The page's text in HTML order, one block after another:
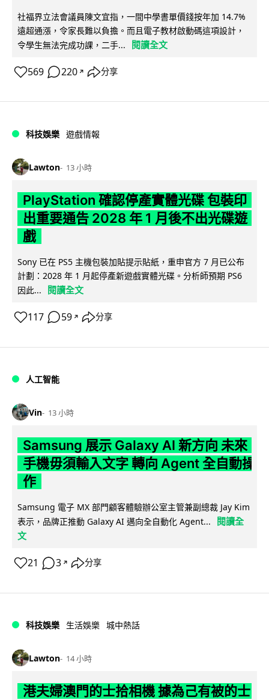
社福界立法會議員陳文宜指，一間中學書單價錢按年加 14.7%
遠超通漲，令家長難以負擔。而且電子教材啟動碼這項設計，
令學生無法完成功課，二手...
閱讀全文
569 220 ↗ 分享
科技娛樂 遊戲情報
Lawton 13 小時
PlayStation 確認停產實體光碟 包裝印
出重要通告 2028 年 1 月後不出光碟遊
戲
Sony 已在 PS5 主機包裝加貼提示貼紙，重申官方 7 月已公布
計劃：2028 年 1 月起停產新遊戲實體光碟。分析師預期 PS6
因此...
閱讀全文
117 59 ↗ 分享
人工智能
Vin 13 小時
Samsung 展示 Galaxy AI 新方向 未來
手機毋須輸入文字 轉向 Agent 全自動操
作
Samsung 電子 MX 部門顧客體驗辦公室主管兼副總裁 Jay Kim
表示，品牌正推動 Galaxy AI 邁向全自動化 Agent...
閱讀全
文
21 3 ↗ 分享
科技娛樂 生活娛樂 城中熱話
Lawton 14 小時
港夫婦澳門的士拾相機 據為己有被的士